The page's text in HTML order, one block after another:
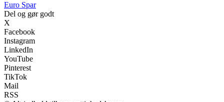
Euro Spar
Del og gør godt
X
Facebook
Instagram
LinkedIn
YouTube
Pinterest
TikTok
Mail
RSS